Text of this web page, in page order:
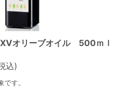
オリーブオイル 500ｍｌ
込)
す。